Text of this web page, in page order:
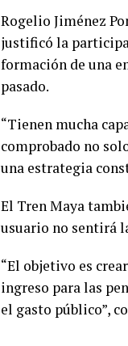
Rogelio Jiménez
justificó la
formación de una
pasado.
“Tienen mucha
comprobado no
una estrategia
El Tren Maya
usuario no sentirá
“El objetivo es
ingreso para las
el gasto público”,